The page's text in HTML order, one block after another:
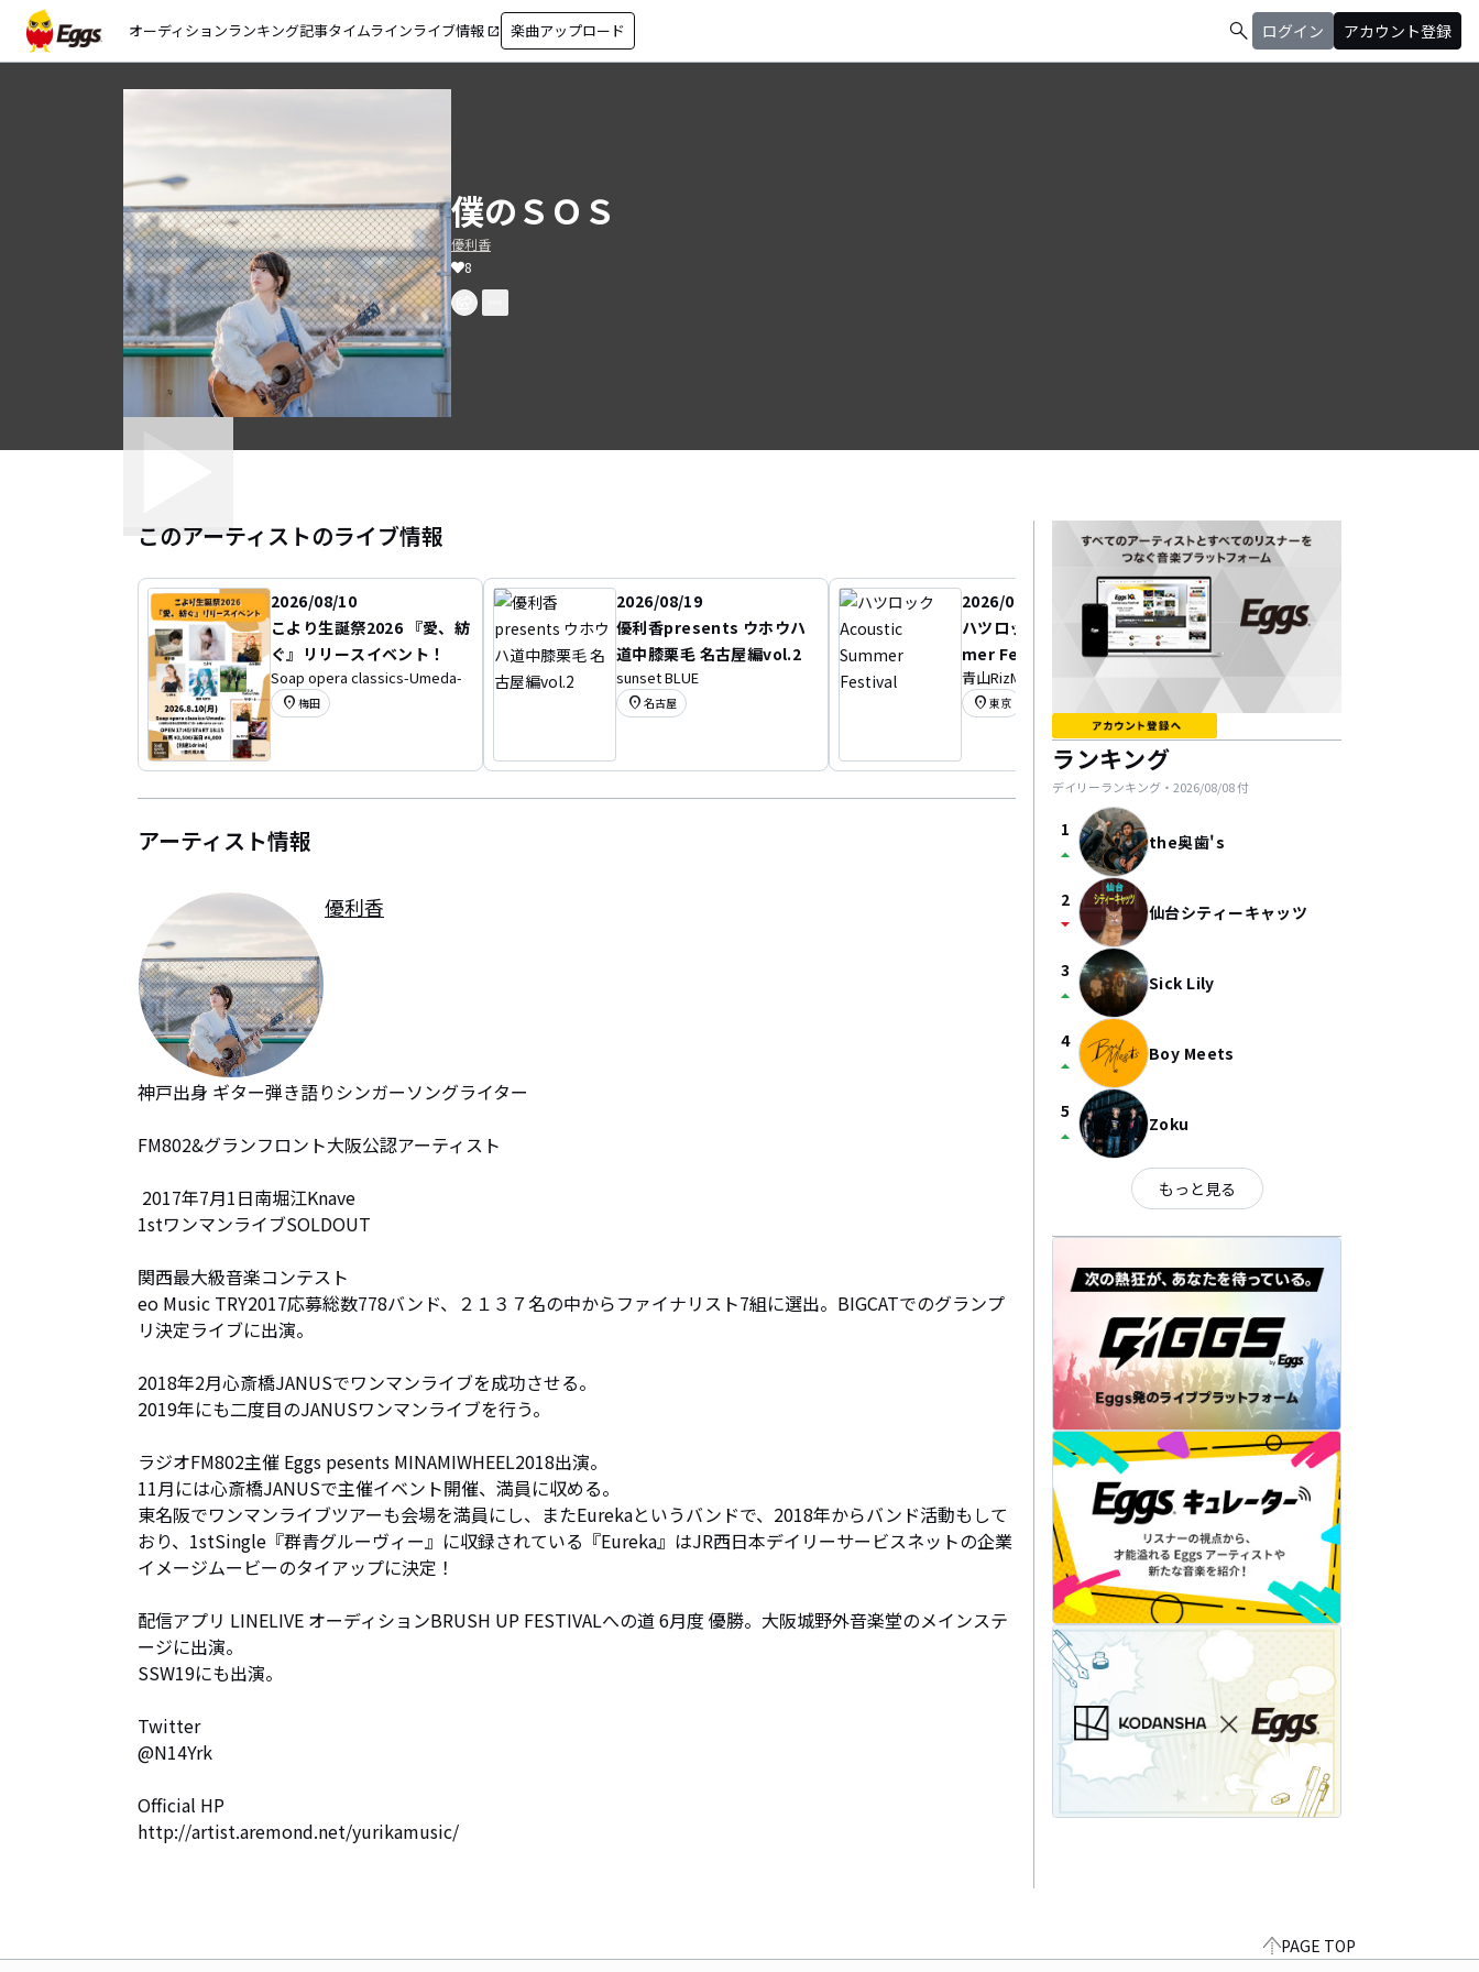
オーディションランキング記事タイムラインライブ情報 open_in_new 楽曲アップロード search ログイン アカウント登録
僕のＳＯＳ
優利香
8
このアーティストのライブ情報
2026/08/10
こより生誕祭2026 『愛、紡
ぐ』リリースイベント！
Soap opera classics-Umeda-
location_on 梅田
2026/08/19
優利香presents ウホウハ
道中膝栗毛 名古屋編vol.2
sunset BLUE
location_on 名古屋
2026/08/23
ハツロック Acoustic Sum
mer Festival
青山RizM
location_on 東京
2026/08/30
【DAY TIME】「優利
アーティスト情報
優利香
神戸出身 ギター弾き語りシンガーソングライター
FM802&グランフロント大阪公認アーティスト
1stワンマンライブSOLDOUT
関西最大級音楽コンテスト
eo Music TRY2017応募総数778バンド、２１３７名の中からファイナリスト7組に選出。BIGCATでのグランプ
リ決定ライブに出演。
2018年2月心斎橋JANUSでワンマンライブを成功させる。
2019年にも二度目のJANUSワンマンライブを行う。
ラジオFM802主催 Eggs pesents MINAMIWHEEL2018出演。
11月には心斎橋JANUSで主催イベント開催、満員に収める。
東名阪でワンマンライブツアーも会場を満員にし、またEurekaというバンドで、2018年からバンド活動もして
おり、1stSingle『群青グルーヴィー』に収録されている『Eureka』はJR西日本デイリーサービスネットの企業
イメージムービーのタイアップに決定！
配信アプリ LINELIVE オーディションBRUSH UP FESTIVALへの道 6月度 優勝。大阪城野外音楽堂のメインステ
ージに出演。
SSW19にも出演。
Twitter
@N14Yrk
Official HP
http://artist.aremond.net/yurikamusic/
ランキング
デイリーランキング・ 2026/08/08付
1
arrow_drop_up the奥歯's
2
arrow_drop_down 仙台シティーキャッツ
3
arrow_drop_up Sick Lily
4
arrow_drop_up Boy Meets
5
arrow_drop_up Zoku
もっと見る
PAGE TOP